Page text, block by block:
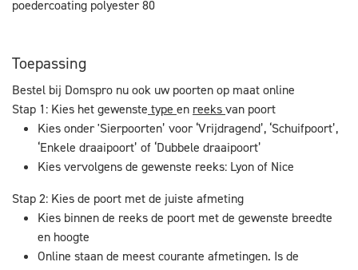
poedercoating polyester 80
Toepassing
Bestel bij Domspro nu ook uw poorten op maat online
Stap 1: Kies het gewenste type en reeksvan poort
Kies onder 'Sierpoorten’ voor ‘Vrijdragend’, ‘Schuifpoort’,
‘Enkele draaipoort’ of ‘Dubbele draaipoort’
Kies vervolgens de gewenste reeks: Lyon of Nice
Stap 2: Kies de poort met de juiste afmeting
Kies binnen de reeks de poort met de gewenste breedte
en hoogte
Online staan de meest courante afmetingen. Is de